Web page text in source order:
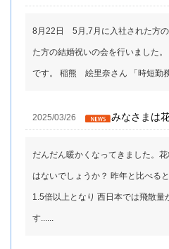
8月22日 5月,7月に入社された方
た方の結婚祝いの会を行いました
です。 稲熊 絵里奈さん 「時短勤
2025/03/26 みなさまは
だんだん暖かくなってきました。
はないでしょうか？ 昨年と比べる
1.5倍以上となり 西日本では飛散量
す......